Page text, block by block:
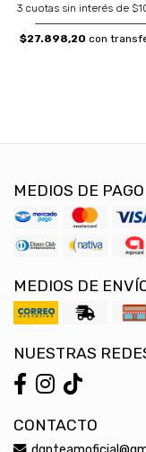
3 cuotas sin interés de
$27.898,20 con
MEDIOS DE PAGO
MEDIOS DE
NUESTRAS
CONTACTO